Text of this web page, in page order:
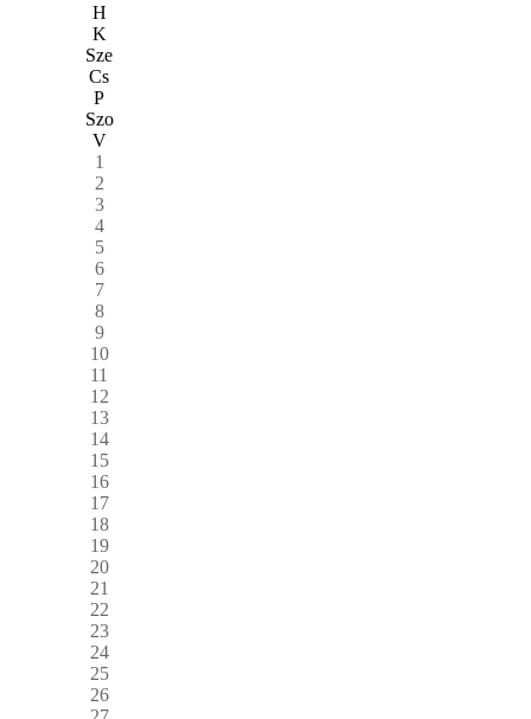
H
K
Sze
Cs
P
Szo
V
1
2
3
4
5
6
7
8
9
10
11
12
13
14
15
16
17
18
19
20
21
22
23
24
25
26